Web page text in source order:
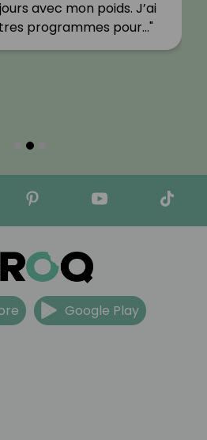
avec mon poids. J’ai
programmes pour…"
Google Play